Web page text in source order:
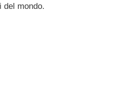
del mondo.